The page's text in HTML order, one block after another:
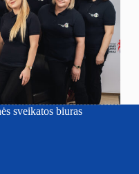
sveikatos biuras